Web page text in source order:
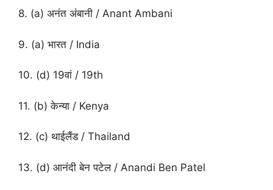
8. (a) अनंत अंबानी / Anant Ambani
9. (a) भारत / India
10. (d) 19वां / 19th
11. (b) केन्या / Kenya
12. (c) थाईलैंड / Thailand
13. (d) आनंदी बेन पटेल / Anandi Ben Patel